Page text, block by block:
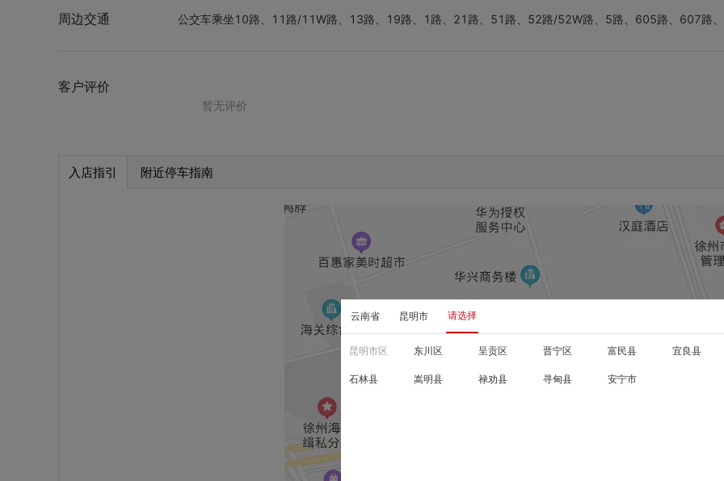
云南省 昆明市 请选择
昆明市区 东川区 呈贡区 晋宁区 富民县 宜良县
石林县 嵩明县 禄劝县 寻甸县 安宁市
周边交通 公交车乘坐10路、11路/11W路、13路、19路、1路、21路、51路、52路/52W路、5路、605路、607路
客户评价
暂无评价
入店指引 附近停车指南